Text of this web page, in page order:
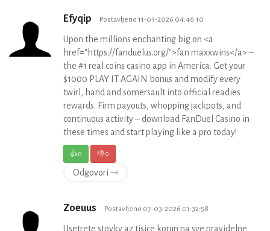
Efyqip Postavljeno 11-03-2026 04:46:10
Upon the millions enchanting big on <a
href="https://fanduelus.org/">fan maxxwins</a> –
the #1 real coins casino app in America. Get your
$1000 PLAY IT AGAIN bonus and modify every
twirl, hand and somersault into official readies
rewards. Firm payouts, whopping jackpots, and
continuous activity – download FanDuel Casino in
these times and start playing like a pro today!
👍0 👎0
Odgovori ⇾
Zoeuus Postavljeno 07-03-2026 01:32:58
Usetrete stovky az tisice korun na sve pravidelne